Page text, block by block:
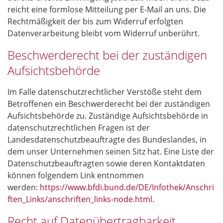
reicht eine formlose Mitteilung per E-Mail an uns. Die
Rechtmäßigkeit der bis zum Widerruf erfolgten
Datenverarbeitung bleibt vom Widerruf unberührt.
Beschwerderecht bei der zuständigen
Aufsichtsbehörde
Im Falle datenschutzrechtlicher Verstöße steht dem
Betroffenen ein Beschwerderecht bei der zuständigen
Aufsichtsbehörde zu. Zuständige Aufsichtsbehörde in
datenschutzrechtlichen Fragen ist der
Landesdatenschutzbeauftragte des Bundeslandes, in
dem unser Unternehmen seinen Sitz hat. Eine Liste der
Datenschutzbeauftragten sowie deren Kontaktdaten
können folgendem Link entnommen
werden: https://www.bfdi.bund.de/DE/Infothek/Anschri
ften_Links/anschriften_links-node.html.